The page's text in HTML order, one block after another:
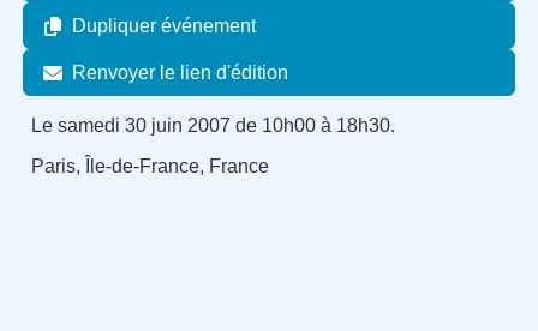
Dupliquer événement
Renvoyer le lien d'édition
Le samedi 30 juin 2007 de 10h00 à 18h30.
Paris, Île-de-France, France